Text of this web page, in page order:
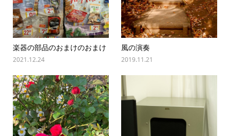
楽器の部品のおまけのおまけ
2021.12.24
風の演奏
2019.11.21